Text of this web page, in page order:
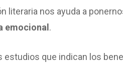
literaria nos ayuda a
emocional .
estudios que indican los